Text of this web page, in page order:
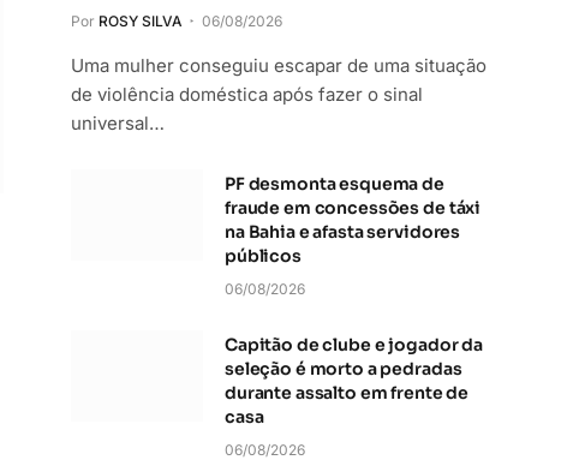
Por ROSY SILVA 06/08/2026
Uma mulher conseguiu escapar de uma situação
de violência doméstica após fazer o sinal
universal…
PF desmonta esquema de
fraude em concessões de táxi
na Bahia e afasta servidores
públicos
06/08/2026
Capitão de clube e jogador da
seleção é morto a pedradas
durante assalto em frente de
casa
06/08/2026